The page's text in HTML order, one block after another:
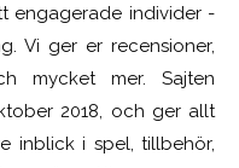
engagerade individer -
Vi ger er recensioner,
mycket mer. Sajten
2018, och ger allt
inblick i spel, tillbehör,